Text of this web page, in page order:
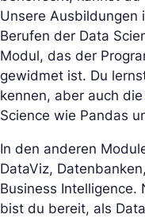
Unsere Ausbildungen
Berufen der Data
Modul, das der
gewidmet ist. Du
kennen, aber auch
Science wie Pandas
In den anderen
DataViz,
Business Intelligence.
bist du bereit, als